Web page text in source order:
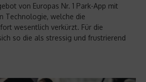
von Europas Nr. 1 Park-App mit
Technologie, welche die
wesentlich verkürzt. Für die
so die als stressig und frustrierend